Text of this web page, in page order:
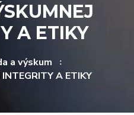
A ETIKY
a výskum
INTEGRITY A ETIKY